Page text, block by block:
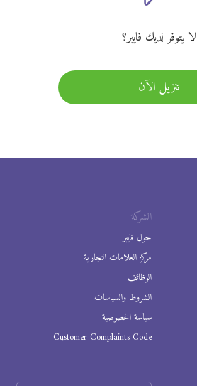
لا يتوفر لديك فايبر؟
تنزيل الآن
الشركة
حول فايبر
مركز العلامات التجارية
الوظائف
الشروط والسياسات
سياسة الخصوصية
Customer Complaints Code